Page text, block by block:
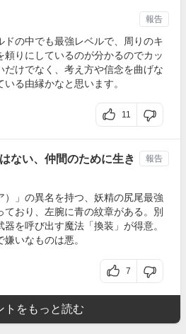
ドの中でも最強レベルで、周りのキ
頼りにしているのが分かるのでカッ
だけでなく、考え方や信念を曲げな
る由縁かなと思います。
11
報告
ない、仲間のために生き
）」の異名を持つ、妖精の尻尾最強
おり、左腕に青の紋章がある。別
を呼び出す魔法「換装」が得意。
いなものは悪。
7
報告
トをもっと読む